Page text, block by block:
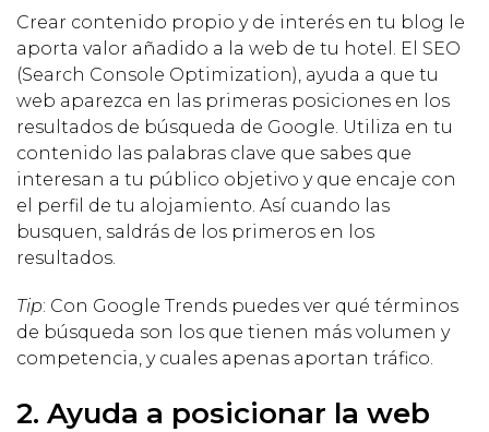
Crear contenido propio y de interés en tu blog le
aporta valor añadido a la web de tu hotel. El SEO
(Search Console Optimization), ayuda a que tu
web aparezca en las primeras posiciones en los
resultados de búsqueda de Google. Utiliza en tu
contenido las palabras clave que sabes que
interesan a tu público objetivo y que encaje con
el perfil de tu alojamiento. Así cuando las
busquen, saldrás de los primeros en los
resultados.
Tip: Con Google Trends puedes ver qué términos
de búsqueda son los que tienen más volumen y
competencia, y cuales apenas aportan tráfico.
2. Ayuda a posicionar la web